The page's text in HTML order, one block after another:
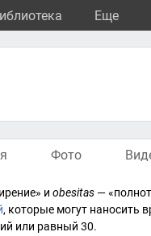
Eще
Фото
и obesitas —
, которые могут наносить
или равный 30.